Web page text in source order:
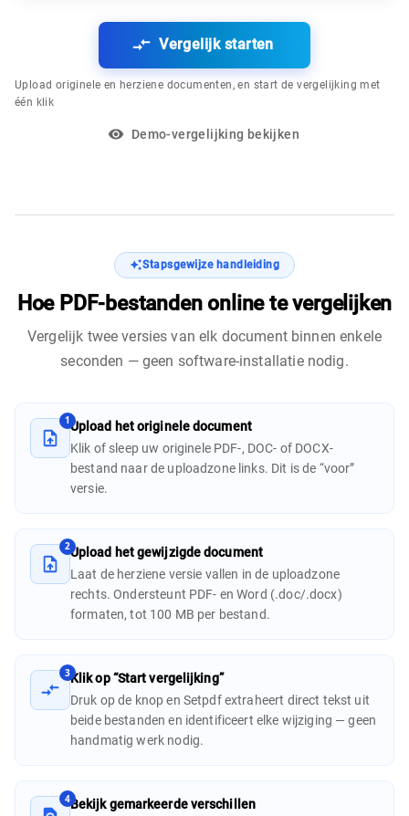
Vergelijk starten
Upload originele en herziene documenten, en start de vergelijking met
één klik
Demo-vergelijking bekijken
Stapsgewijze handleiding
Hoe PDF-bestanden online te vergelijken
Vergelijk twee versies van elk document binnen enkele
seconden — geen software-installatie nodig.
1Upload het originele document
Klik of sleep uw originele PDF-, DOC- of DOCX-
bestand naar de uploadzone links. Dit is de “voor”
versie.
2Upload het gewijzigde document
Laat de herziene versie vallen in de uploadzone
rechts. Ondersteunt PDF- en Word (.doc/.docx)
formaten, tot 100 MB per bestand.
3Klik op “Start vergelijking”
Druk op de knop en Setpdf extraheert direct tekst uit
beide bestanden en identificeert elke wijziging — geen
handmatig werk nodig.
4Bekijk gemarkeerde verschillen